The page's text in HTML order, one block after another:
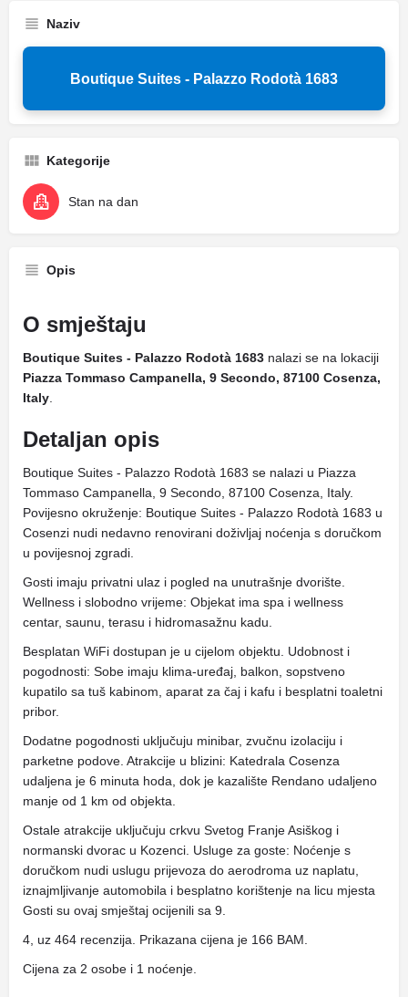
Naziv
Boutique Suites - Palazzo Rodotà 1683
Kategorije
Stan na dan
Opis
O smještaju
Boutique Suites - Palazzo Rodotà 1683 nalazi se na lokaciji
Piazza Tommaso Campanella, 9 Secondo, 87100 Cosenza,
Italy
Detaljan opis
Boutique Suites - Palazzo Rodotà 1683 se nalazi u Piazza
Tommaso Campanella, 9 Secondo, 87100 Cosenza, Italy.
Povijesno okruženje: Boutique Suites - Palazzo Rodotà 1683 u
Cosenzi nudi nedavno renovirani doživljaj noćenja s doručkom
u povijesnoj zgradi.
Gosti imaju privatni ulaz i pogled na unutrašnje dvorište.
Wellness i slobodno vrijeme: Objekat ima spa i wellness
centar, saunu, terasu i hidromasažnu kadu.
Besplatan WiFi dostupan je u cijelom objektu. Udobnost i
pogodnosti: Sobe imaju klima-uređaj, balkon, sopstveno
kupatilo sa tuš kabinom, aparat za čaj i kafu i besplatni toaletni
pribor.
Dodatne pogodnosti uključuju minibar, zvučnu izolaciju i
parketne podove. Atrakcije u blizini: Katedrala Cosenza
udaljena je 6 minuta hoda, dok je kazalište Rendano udaljeno
manje od 1 km od objekta.
Ostale atrakcije uključuju crkvu Svetog Franje Asiškog i
normanski dvorac u Kozenci. Usluge za goste: Noćenje s
doručkom nudi uslugu prijevoza do aerodroma uz naplatu,
iznajmljivanje automobila i besplatno korištenje na licu mjesta
Gosti su ovaj smještaj ocijenili sa 9.
4, uz 464 recenzija. Prikazana cijena je 166 BAM.
Cijena za 2 osobe i 1 noćenje.